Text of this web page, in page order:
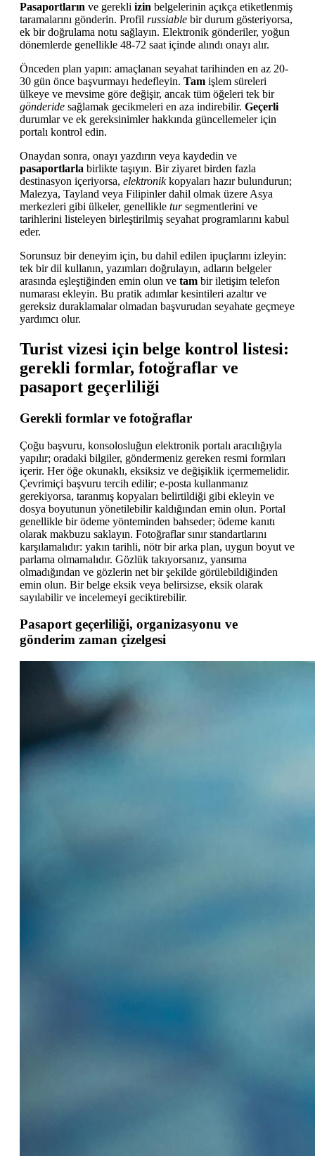
Pasaportların ve gerekli izin belgelerinin açıkça etiketlenmiş
taramalarını gönderin. Profil russiable bir durum gösteriyorsa,
ek bir doğrulama notu sağlayın. Elektronik gönderiler, yoğun
dönemlerde genellikle 48-72 saat içinde alındı ​​onayı alır.
Önceden plan yapın: amaçlanan seyahat tarihinden en az 20-
30 gün önce başvurmayı hedefleyin. Tam işlem süreleri
ülkeye ve mevsime göre değişir, ancak tüm öğeleri tek bir
gönderide sağlamak gecikmeleri en aza indirebilir. Geçerli
durumlar ve ek gereksinimler hakkında güncellemeler için
portalı kontrol edin.
Onaydan sonra, onayı yazdırın veya kaydedin ve
pasaportlarla birlikte taşıyın. Bir ziyaret birden fazla
destinasyon içeriyorsa, elektronikkopyaları hazır bulundurun;
Malezya, Tayland veya Filipinler dahil olmak üzere Asya
merkezleri gibi ülkeler, genellikle tursegmentlerini ve
tarihlerini listeleyen birleştirilmiş seyahat programlarını kabul
eder.
Sorunsuz bir deneyim için, bu dahil edilen ipuçlarını izleyin:
tek bir dil kullanın, yazımları doğrulayın, adların belgeler
arasında eşleştiğinden emin olun ve tam bir iletişim telefon
numarası ekleyin. Bu pratik adımlar kesintileri azaltır ve
gereksiz duraklamalar olmadan başvurudan seyahate geçmeye
yardımcı olur.
Turist vizesi için belge kontrol listesi:
gerekli formlar, fotoğraflar ve
pasaport geçerliliği
Gerekli formlar ve fotoğraflar
Çoğu başvuru, konsolosluğun elektronik portalı aracılığıyla
yapılır; oradaki bilgiler, göndermeniz gereken resmi formları
içerir. Her öğe okunaklı, eksiksiz ve değişiklik içermemelidir.
Çevrimiçi başvuru tercih edilir; e-posta kullanmanız
gerekiyorsa, taranmış kopyaları belirtildiği gibi ekleyin ve
dosya boyutunun yönetilebilir kaldığından emin olun. Portal
genellikle bir ödeme yönteminden bahseder; ödeme kanıtı
olarak makbuzu saklayın. Fotoğraflar sınır standartlarını
karşılamalıdır: yakın tarihli, nötr bir arka plan, uygun boyut ve
parlama olmamalıdır. Gözlük takıyorsanız, yansıma
olmadığından ve gözlerin net bir şekilde görülebildiğinden
emin olun. Bir belge eksik veya belirsizse, eksik olarak
sayılabilir ve incelemeyi geciktirebilir.
Pasaport geçerliliği, organizasyonu ve
gönderim zaman çizelgesi